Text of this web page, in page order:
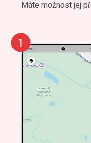
Máte možnost jej